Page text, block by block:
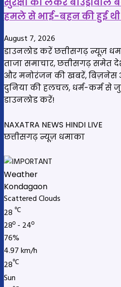
हमले से भाई-बहन की हुई
August 7, 2026
डाउनलोड करें छत्तीसगढ़ न्यूज़
ताजा समाचार, छत्तीसगढ़ समेत
और मनोरंजन की खबरें, बिज़नेस
दुनिया की हलचल, धर्म-कर्म से
डाउनलोड करें!
NAXATRA NEWS HINDI LIVE
छत्तीसगढ़ न्यूज़ धमाका
Weather
Kondagaon
Scattered Clouds
28 ℃
28º - 24º
76%
4.97 km/h
28℃
Sun